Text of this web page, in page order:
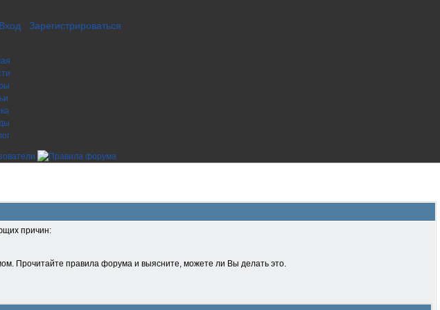
Вход Зарегистрироваться
причин:
Прочитайте правила форума и выясните, можете ли Вы делать это.